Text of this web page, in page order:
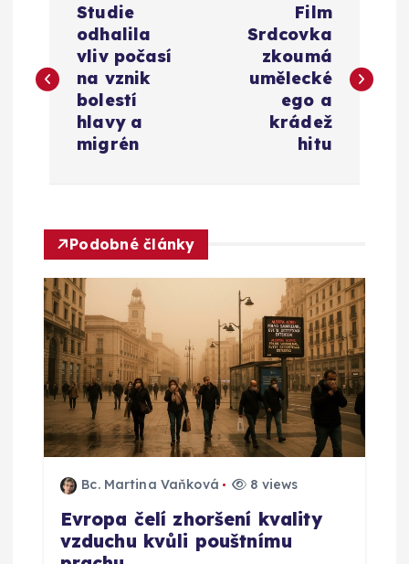
v
a
c
e
p
r
o
Studie
odhalila
vliv počasí
na vznik
bolestí
hlavy a
migrén
Film
Srdcovka
zkoumá
umělecké
ego a
krádež
hitu
Podobné články
Bc. Martina Vaňková 8 views
Evropa čelí zhoršení kvality
vzduchu kvůli pouštnímu